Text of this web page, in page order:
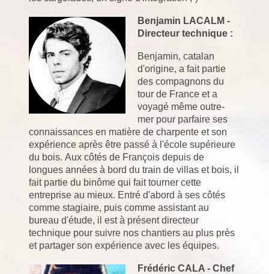
Benjamin LACALM -
Directeur technique :
Benjamin, catalan
d'origine, a fait partie
des compagnons du
tour de France et a
voyagé même outre-
mer pour parfaire ses
connaissances en matière de charpente et son
expérience après être passé à l'école supérieure
du bois. Aux côtés de François depuis de
longues années à bord du train de villas et bois, il
fait partie du binôme qui fait tourner cette
entreprise au mieux. Entré d'abord à ses côtés
comme stagiaire, puis comme assistant au
bureau d'étude, il est à présent directeur
technique pour suivre nos chantiers au plus près
et partager son expérience avec les équipes.
Frédéric CALA - Chef